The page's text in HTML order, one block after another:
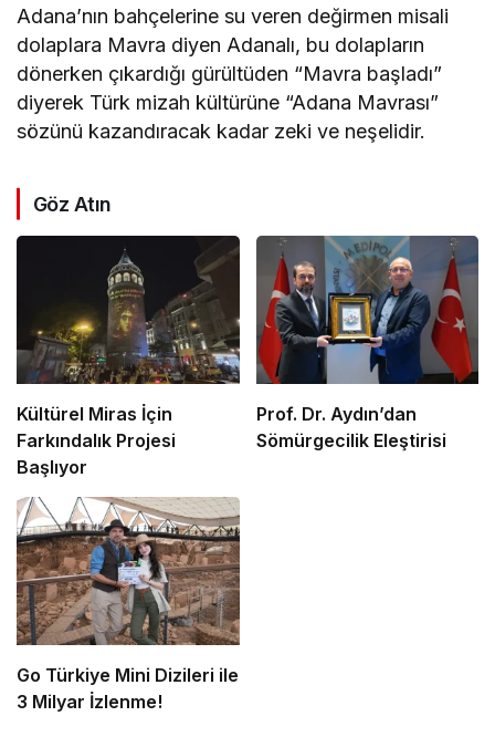
Adana’nın bahçelerine su veren değirmen misali
dolaplara Mavra diyen Adanalı, bu dolapların
dönerken çıkardığı gürültüden “Mavra başladı”
diyerek Türk mizah kültürüne “Adana Mavrası”
sözünü kazandıracak kadar zeki ve neşelidir.
Göz Atın
Kültürel Miras İçin
Farkındalık Projesi
Başlıyor
Prof. Dr. Aydın’dan
Sömürgecilik Eleştirisi
Go Türkiye Mini Dizileri ile
3 Milyar İzlenme!